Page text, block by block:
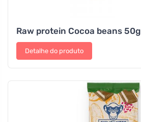
Raw protein Cocoa beans 50g
Detalhe do produto